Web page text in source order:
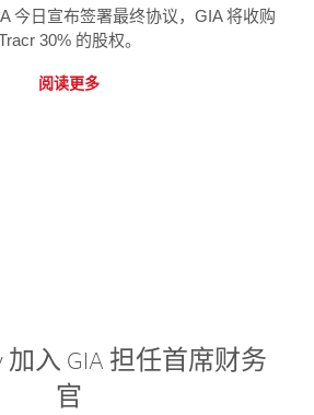
今日宣布签署最终协议，GIA 将收购
30% 的股权。
阅读更多
加入 GIA 担任首席财务
官